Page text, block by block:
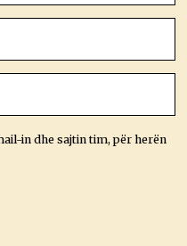
in dhe sajtin tim, për herën